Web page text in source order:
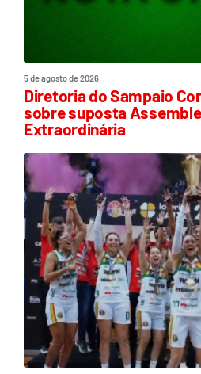
5 de agosto de 2026
Diretoria do Sampaio
sobre suposta
Extraordinária